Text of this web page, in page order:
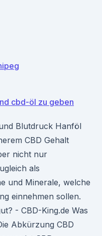
cbd-öl zu geben
Blutdruck Hanföl
CBD Gehalt
nicht nur
als
und Minerale, welche
einnehmen sollen.
- CBD-King.de Was
Abkürzung CBD